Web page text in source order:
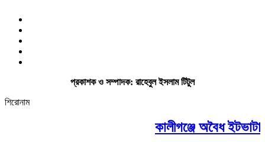
প্রকাশক ও সম্পাদক: রাহেবুল ইসলাম টিটুল
শিরোনাম
কালীগঞ্জে অবৈধ